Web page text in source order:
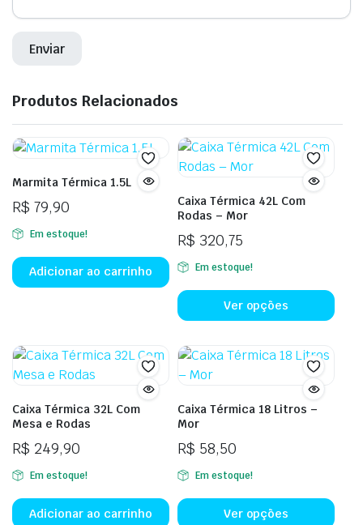
Produtos Relacionados
Marmita Térmica 1.5L
R$ 79,90
Em estoque!
Adicionar ao carrinho
Caixa Térmica 42L Com
Rodas – Mor
R$ 320,75
Em estoque!
Ver opções
Caixa Térmica 32L Com
Mesa e Rodas
R$ 249,90
Em estoque!
Adicionar ao carrinho
Caixa Térmica 18 Litros –
Mor
R$ 58,50
Em estoque!
Ver opções